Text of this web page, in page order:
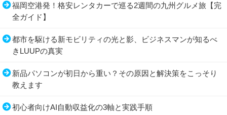
福岡空港発！格安レンタカーで巡る2週間の九州グルメ旅【完
全ガイド】
都市を駆ける新モビリティの光と影、ビジネスマンが知るべ
きLUUPの真実
新品パソコンが初日から重い？その原因と解決策をこっそり
教えます
初心者向けAI自動収益化の3軸と実践手順